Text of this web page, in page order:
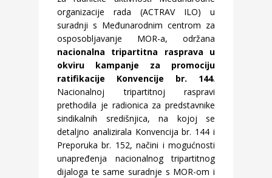
organizacije rada (ACTRAV ILO) u
suradnji s Međunarodnim centrom za
osposobljavanje MOR-a, održana
nacionalna tripartitna rasprava u
okviru kampanje za promociju
ratifikacije Konvencije br. 144.
Nacionalnoj tripartitnoj raspravi
prethodila je radionica za predstavnike
sindikalnih središnjica, na kojoj se
detaljno analizirala Konvencija br. 144 i
Preporuka br. 152, načini i mogućnosti
unapređenja nacionalnog tripartitnog
dijaloga te same suradnje s MOR-om i